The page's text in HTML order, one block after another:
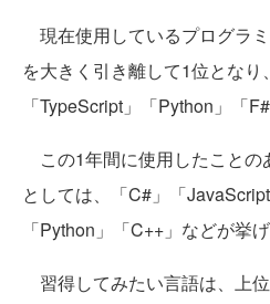
現在使用しているプログラ
を大きく引き離して1位となり
「TypeScript」「Python」「
この1年間に使用したことの
としては、「C#」「
「Python」「C++」などが挙げ
習得してみたい言語は、上